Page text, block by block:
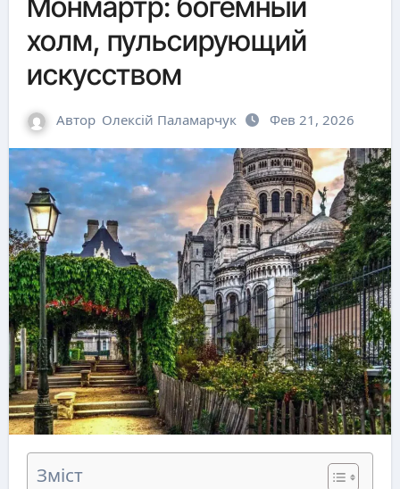
холм, пульсирующий
искусством
Автор Олексій Паламарчук Фев 21, 2026
Зміст